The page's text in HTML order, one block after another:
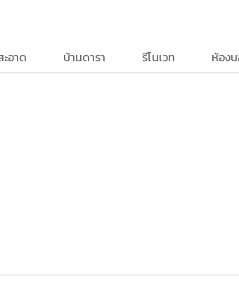
อาด บ้านดารา รีโนเวท ห้อง